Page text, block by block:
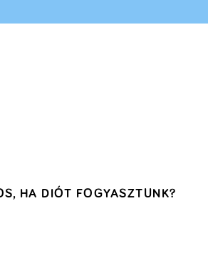
HA DIÓT FOGYASZTUNK?